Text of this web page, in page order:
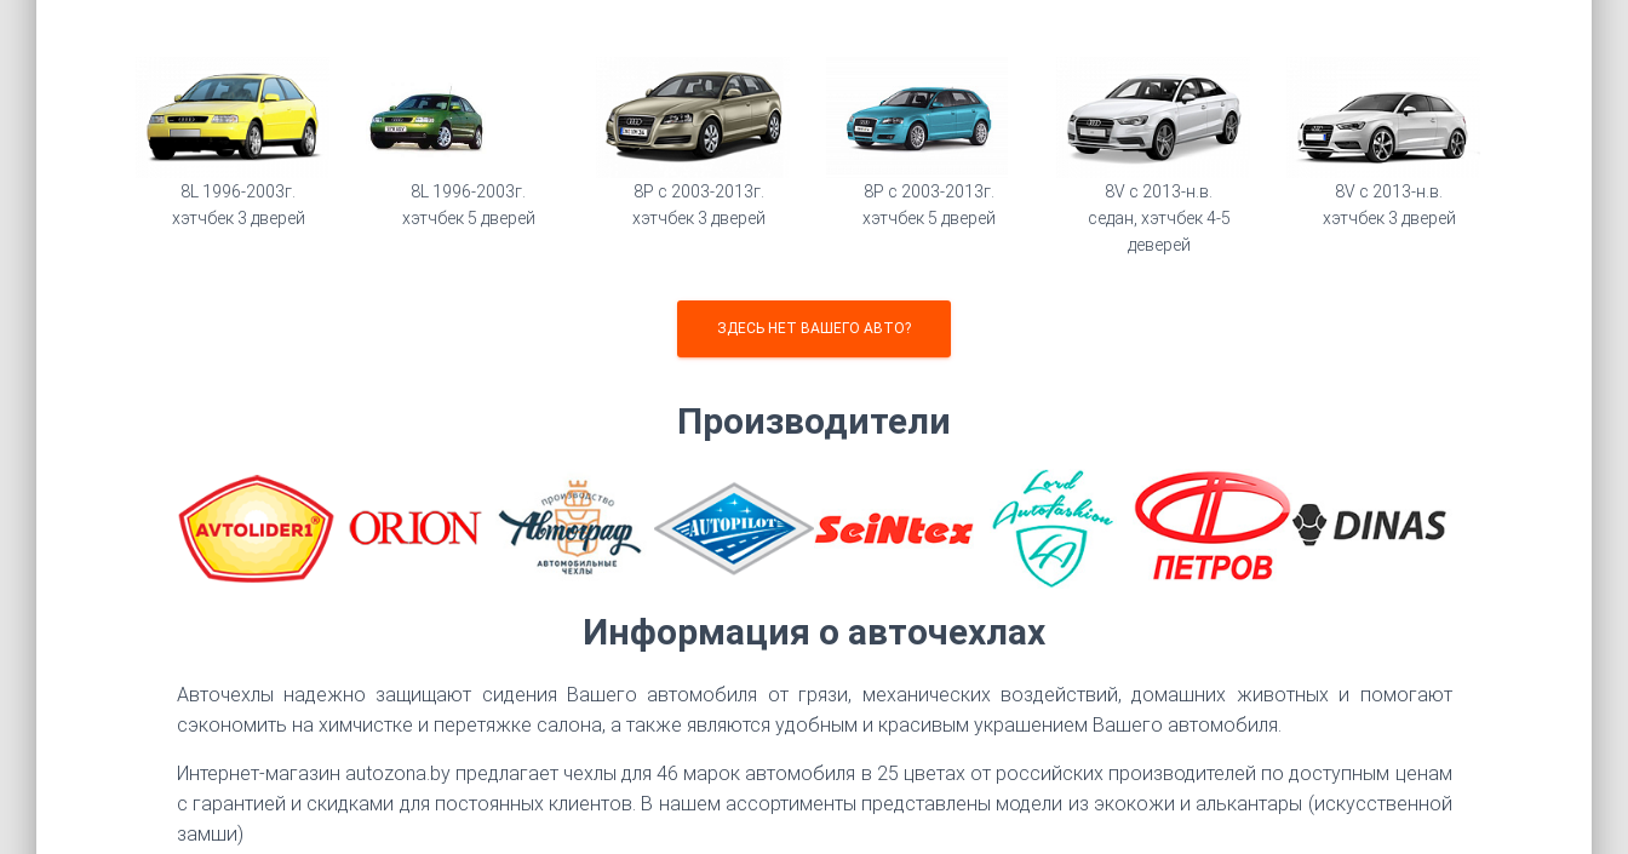
8L 1996-2003г.
хэтчбек 3 дверей
8L 1996-2003г.
хэтчбек 5 дверей
8P с 2003-2013г.
хэтчбек 3 дверей
8P с 2003-2013г.
хэтчбек 5 дверей
8V с 2013-н.в.
седан, хэтчбек 4-5
деверей
8V с 2013-н.в.
хэтчбек 3 дверей
ЗДЕСЬ НЕТ ВАШЕГО АВТО?
Производители
Информация о авточехлах
Авточехлы надежно защищают сидения Вашего автомобиля от грязи, механических воздействий, домашних животных и помогают
сэкономить на химчистке и перетяжке салона, а также являются удобным и красивым украшением Вашего автомобиля.
Интернет-магазин autozona.by предлагает чехлы для 46 марок автомобиля в 25 цветах от российских производителей по доступным ценам
с гарантией и скидками для постоянных клиентов. В нашем ассортименты представлены модели из экокожи и алькантары (искусственной
замши)